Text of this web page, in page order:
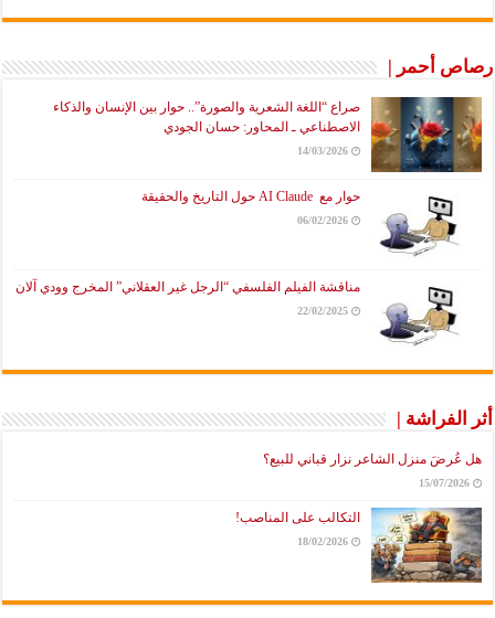
رصاص أحمر |
صراع “اللغة الشعرية والصورة”.. حوار بين الإنسان والذكاء
الاصطناعي ـ المحاور: حسان الجودي
14/03/2026
حوار مع AI Claude حول التاريخ والحقيقة
06/02/2026
مناقشة الفيلم الفلسفي “الرجل غير العقلاني” المخرج وودي آلان
22/02/2025
أثر الفراشة |
هل عُرضَ منزل الشاعر نزار قباني للبيع؟
15/07/2026
التكالب على المناصب!
18/02/2026